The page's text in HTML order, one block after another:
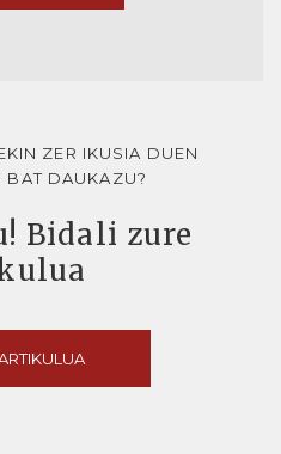
ZER IKUSIA DUEN
BAT DAUKAZU?
Bidali zure